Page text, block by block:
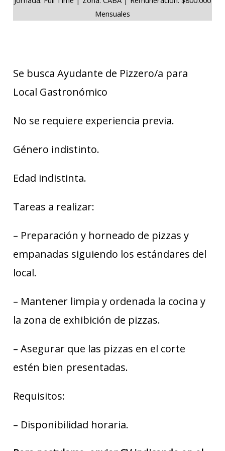
Mensuales
Se busca Ayudante de Pizzero/a para
Local Gastronómico
No se requiere experiencia previa.
Género indistinto.
Edad indistinta.
Tareas a realizar:
– Preparación y horneado de pizzas y
empanadas siguiendo los estándares del
local.
– Mantener limpia y ordenada la cocina y
la zona de exhibición de pizzas.
– Asegurar que las pizzas en el corte
estén bien presentadas.
Requisitos:
– Disponibilidad horaria.